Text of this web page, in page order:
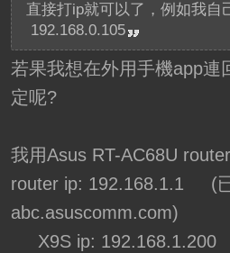
直接打ip就可以了，例如我自
192.168.0.105
若果我想在外用手機app連
定呢?
我用Asus RT-AC68U router
router ip: 192.168.1.1 (
abc.asuscomm.com)
X9S ip: 192.168.1.200